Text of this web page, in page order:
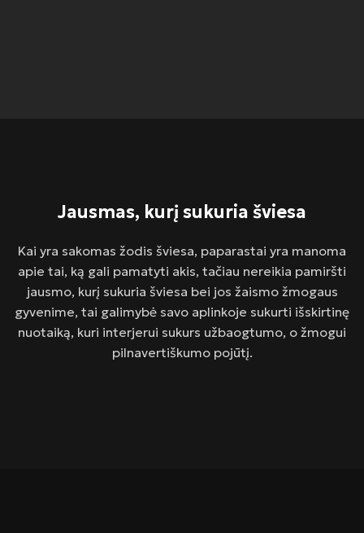
Jausmas, kurį sukuria šviesa
Kai yra sakomas žodis šviesa, paparastai yra manoma
apie tai, ką gali pamatyti akis, tačiau nereikia pamiršti
jausmo, kurį sukuria šviesa bei jos žaismo žmogaus
gyvenime, tai galimybė savo aplinkoje sukurti išskirtinę
nuotaiką, kuri interjerui sukurs užbaogtumo, o žmogui
pilnavertiškumo pojūtį.